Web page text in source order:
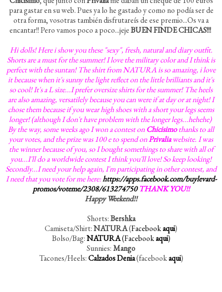
para gastar en su web. Pues ya lo he gastado y como no podía ser de
otra forma, vosotras también disfrutareís de ese premio...Os va a
encantar!! Pero vamos poco a poco...jejeBUEN FINDE CHICAS!!!
Hi dolls! Here i show you these "sexy", fresh, natural and diary outfit.
Shorts are a must for the summer! I love the military color and I think is
perfect with the suntan! The shirt from NATURA is so amazing, i love
it because when it's sunny the light reflect on the little brilliants and it's
so cool! It's a L size...I prefer oversize shirts for the summer! The heels
are also amazing, versatilely because you can were if at day or at night! I
chose them because if you wear high shoes with a short your legs seems
longer! (although I don't have problem with the longer legs...hehehe)
By the way, some weeks ago I won a contest onChicisimothanks to all
your votes, and the prize was 100 e to spend onPrivaliawebsite. I was
the winner because of you, so I bought somethings to share with all of
you...I'll do a worldwide contest I think you'll love! So keep looking!
Secondly...I need your help again, I'm participating in other contest, and
I need that you vote for me here:https://apps.facebook.com/buylevard-
promos/voteme/2308/613274750 THANK YOU!!
Happy Weekend!!
Shorts:Bershka
Camiseta/Shirt:NATURA(Facebookaqui)
Bolso/Bag:NATURA(Facebookaqui)
Sunnies:Mango
Tacones/Heels:Calzados Denia(facebookaqui)